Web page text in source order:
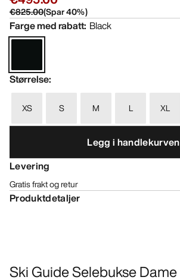
€825.00(Spar40%)
Farge med rabatt: Black
Størrelse:
XS S M L XL
Legg i handlekurven
Levering
Gratis frakt og retur
Produktdetaljer
Ski Guide Selebukse Dame